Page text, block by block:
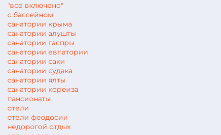
"все включено"
с бассейном
санатории крыма
санатории алушты
санатории гаспры
санатории евпатории
санатории саки
санатории судака
санатории ялты
санатории кореиза
пансионаты
отели
отели феодосии
недорогой отдых